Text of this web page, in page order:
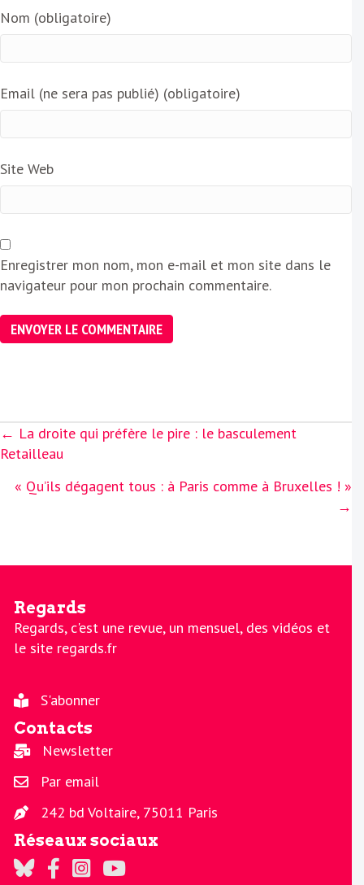
Nom (obligatoire)
Email (ne sera pas publié) (obligatoire)
Site Web
Enregistrer mon nom, mon e-mail et mon site dans le
navigateur pour mon prochain commentaire.
Posts
navigation
← La droite qui préfère le pire : le basculement
Retailleau
« Qu’ils dégagent tous : à Paris comme à Bruxelles ! »
→
Regards
Regards, c'est une revue, un mensuel, des vidéos et
le site regards.fr
S'abonner
Contacts
Newsletter
Par email
242 bd Voltaire, 75011 Paris
Réseaux sociaux
Regards sur Twitter
Regards sur Facebook
Regards sur Instagram
La chaine Regards sur Youtube